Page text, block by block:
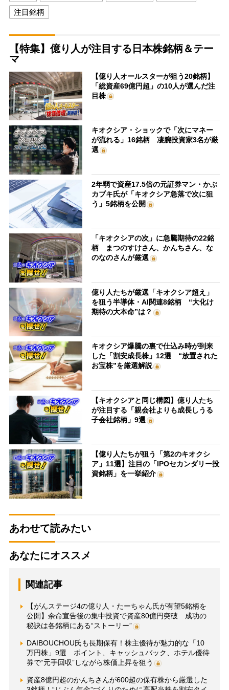
注目銘柄
【特集】億り人が注目する日本株銘柄＆テー
マ
【億り人オールスターが狙う20銘柄】
「総資産69億円超」の10人が選んだ注
目株
キオクシア・ショックで「次にマネー
が流れる」16銘柄 凄腕投資家3名が厳
選
2年弱で資産17.5倍の元証券マン・かぶ
カブキ氏が「キオクシア急落で次に狙
う」5銘柄を公開
「キオクシアの次」に急騰期待の22銘
柄 まつのすけさん、かんちさん、な
のなのさんが厳選
億り人たちが厳選「キオクシア超え」
を狙う半導体・AI関連8銘柄 “大化け
期待の大本命”は？
キオクシア爆騰の裏で仕込み時が到来
した「割安成長株」12選 “放置された
お宝株”を厳選解説
【キオクシアと同じ構図】億り人たち
が注目する「親会社よりも成長しうる
子会社銘柄」9選
【億り人たちが狙う「第2のキオクシ
ア」11選】注目の「IPOセカンダリー投
資銘柄」を一挙紹介
あわせて読みたい
あなたにオススメ
関連記事
【がんステージ4の億り人・たーちゃん氏が有望5銘柄を
公開】余命宣告後の集中投資で資産80億円突破 成功の
秘訣は各銘柄にある“ストーリー”
DAIBOUCHOU氏も長期保有！株主優待が魅力的な「10
万円株」9選 ポイント、キャッシュバック、ホテル優待
券で“元手回収”しながら株価上昇を狙う
資産8億円超のかんちさんが600超の保有株から厳選した